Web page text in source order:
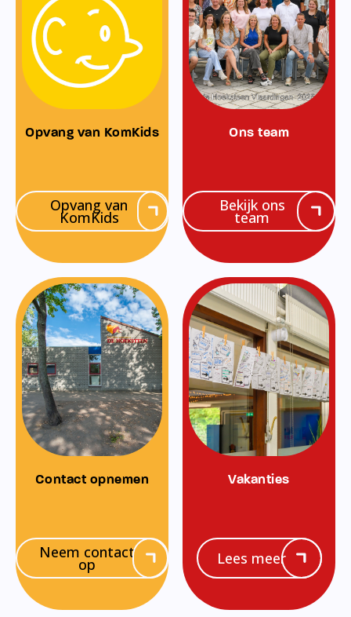
Opvang van KomKids
Opvang van
KomKids
Ons team
Bekijk ons
team
Contact opnemen
Neem contact
op
Vakanties
Lees meer